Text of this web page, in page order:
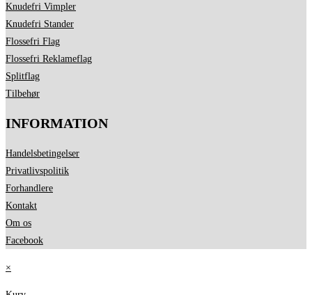
Knudefri Vimpler
Knudefri Stander
Flossefri Flag
Flossefri Reklameflag
Splitflag
Tilbehør
INFORMATION
Handelsbetingelser
Privatlivspolitik
Forhandlere
Kontakt
Om os
Facebook
×